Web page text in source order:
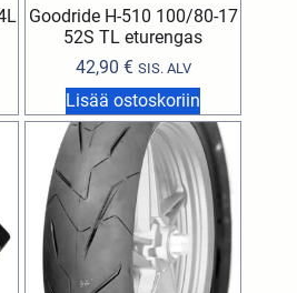
Goodride H-510 100/80-17
52S TL eturengas
42,90 € SIS. ALV
Lisää ostoskoriin